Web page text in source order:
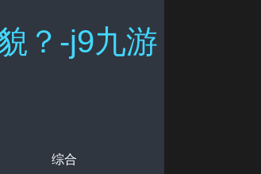
？-j9九游
综合